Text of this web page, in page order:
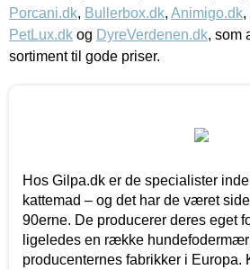
Porcani.dk, Bullerbox.dk, Animigo.dk,
PetLux.dk og DyreVerdenen.dk, som
sortiment til gode priser.
Hos Gilpa.dk er de specialister
kattemad – og det har de været
90erne. De producerer deres eget
ligeledes en række
producenternes fabrikker i Europa.